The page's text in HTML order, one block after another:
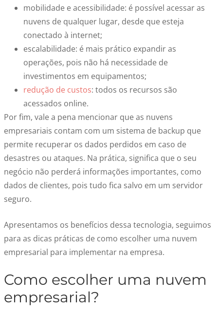
mobilidade e acessibilidade: é possível acessar as
nuvens de qualquer lugar, desde que esteja
conectado à internet;
escalabilidade: é mais prático expandir as
operações, pois não há necessidade de
investimentos em equipamentos;
redução de custos: todos os recursos são
acessados online.
Por fim, vale a pena mencionar que as nuvens
empresariais contam com um sistema de backup que
permite recuperar os dados perdidos em caso de
desastres ou ataques. Na prática, significa que o seu
negócio não perderá informações importantes, como
dados de clientes, pois tudo fica salvo em um servidor
seguro.
Apresentamos os benefícios dessa tecnologia, seguimos
para as dicas práticas de como escolher uma nuvem
empresarial para implementar na empresa.
Como escolher uma nuvem
empresarial?